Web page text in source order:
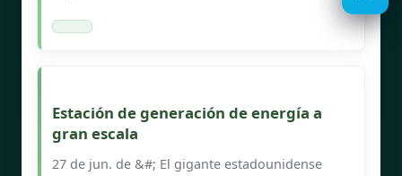
Estación de generación de energía a
gran escala
27 de jun. de &#; El gigante estadounidense